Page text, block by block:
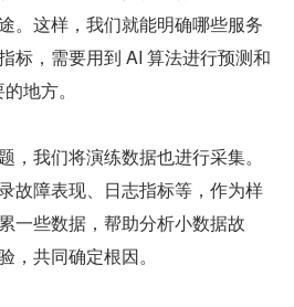
。这样，我们就能明确哪些服务
标，需要用到 AI 算法进行预测和
地方。
，我们将演练数据也进行采集。
故障表现、日志指标等，作为样
一些数据，帮助分析小数据故
，共同确定根因。